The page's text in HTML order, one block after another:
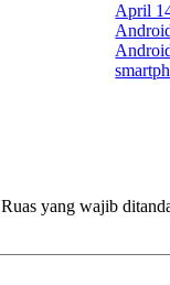
April
Ruas yang wajib